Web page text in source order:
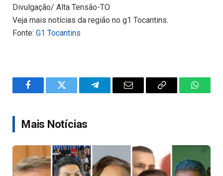
Divulgação/ Alta Tensão-TO
Veja mais notícias da região no g1 Tocantins.
Fonte: G1 Tocantins
FacebookTwitter TelegramEmail
Copy
Mais Notícias